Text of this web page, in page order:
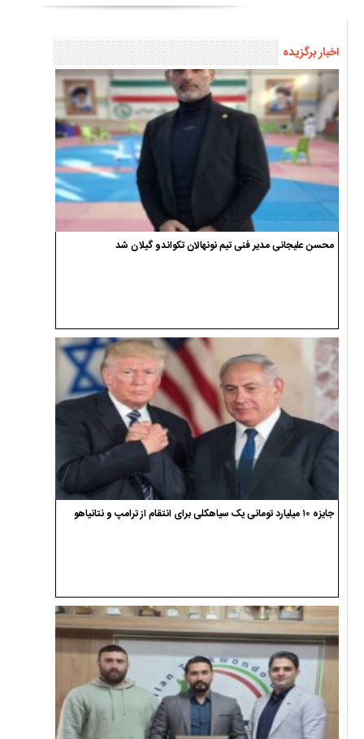
اخبار برگزیده
محسن علیجانی مدیر فنی تیم نونهالان تکواندو گیلان شد
جایزه ۱۰ میلیارد تومانی یک سیاهکلی برای انتقام از ترامپ و نتانیاهو